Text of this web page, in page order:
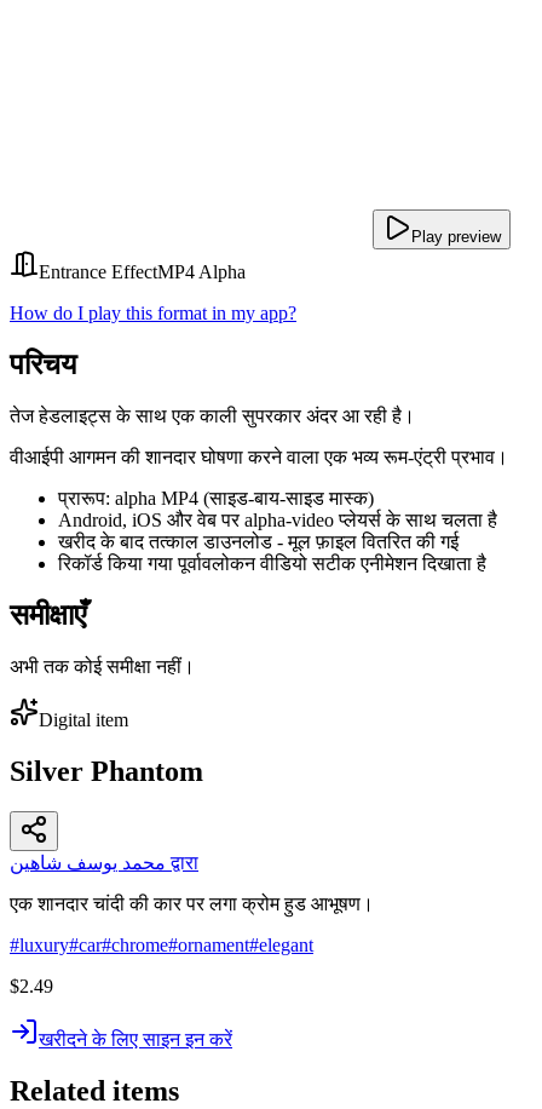
Play preview
Entrance EffectMP4 Alpha
How do I play this format in my app?
परिचय
तेज हेडलाइट्स के साथ एक काली सुपरकार अंदर आ रही है।
वीआईपी आगमन की शानदार घोषणा करने वाला एक भव्य रूम-एंट्री प्रभाव।
प्रारूप: alpha MP4 (साइड-बाय-साइड मास्क)
Android, iOS और वेब पर alpha-video प्लेयर्स के साथ चलता है
खरीद के बाद तत्काल डाउनलोड - मूल फ़ाइल वितरित की गई
रिकॉर्ड किया गया पूर्वावलोकन वीडियो सटीक एनीमेशन दिखाता है
समीक्षाएँ
अभी तक कोई समीक्षा नहीं।
Digital item
Silver Phantom
محمد يوسف شاهين द्वारा
एक शानदार चांदी की कार पर लगा क्रोम हुड आभूषण।
#luxury#car#chrome#ornament#elegant
$2.49
खरीदने के लिए साइन इन करें
Related items